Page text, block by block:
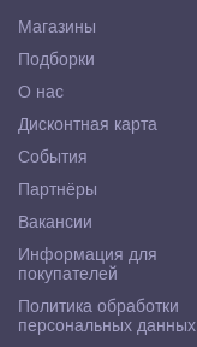
Магазины
Подборки
О нас
Дисконтная карта
События
Партнёры
Вакансии
Информация для
покупателей
Политика обработки
персональных данных